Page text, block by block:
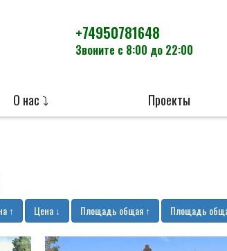
+74950781648
Звоните с 8:00 до 22:00
О нас ⤵ Проекты